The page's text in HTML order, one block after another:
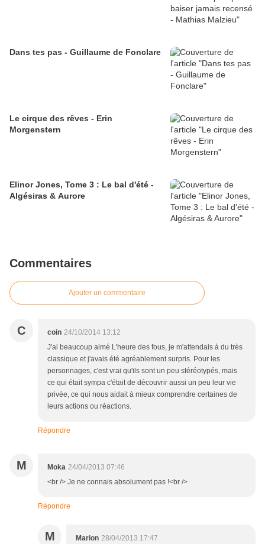
Dans tes pas - Guillaume de Fonclare
Le cirque des rêves - Erin
Morgenstern
Elinor Jones, Tome 3 : Le bal d'été -
Algésiras & Aurore
Commentaires
Ajouter un commentaire
C coin 24/10/2014 13:12
J'ai beaucoup aimé L'heure des fous, je m'attendais à du très
classique et j'avais été agréablement surpris. Pour les
personnages, c'est vrai qu'ils sont un peu stéréotypés, mais
ce qui était sympa c'était de découvrir aussi un peu leur vie
privée, ce qui nous aidait à mieux comprendre certaines de
leurs actions ou réactions.
Répondre
M Moka 24/04/2013 07:46
<br /> Je ne connais absolument pas !<br />
Répondre
M Marion 28/04/2013 17:47